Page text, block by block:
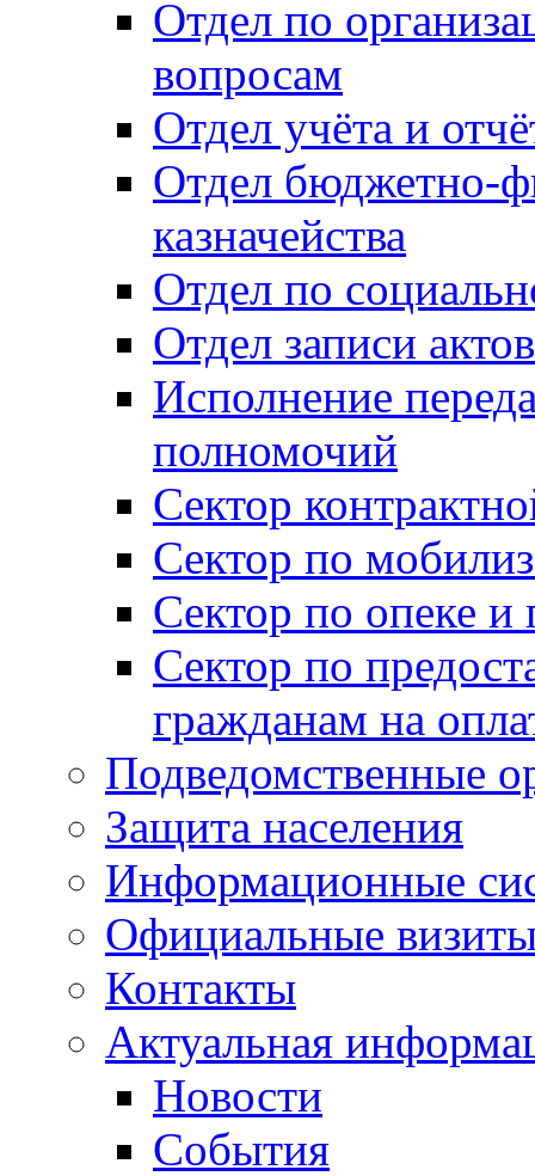
Отдел по
вопросам
Отдел учёта и
Отдел бюджетно-
казначейства
Отдел по
Отдел записи
Исполнение
полномочий
Сектор
Сектор по
Сектор по опеке и
Сектор по
гражданам на
Подведомственные
Защита населения
Информационные
Официальные
Контакты
Актуальная
Новости
События